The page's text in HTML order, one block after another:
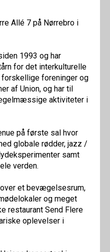
Allé 7 på Nørrebro i
1993 og har
for det interkulturelle
forskellige foreninger og
af Union, og har til
aktiviteter i
på første sal hvor
globale rødder, jazz /
samt
verden.
et bevægelsesrum,
og meget
restaurant Send Flere
oplevelser i